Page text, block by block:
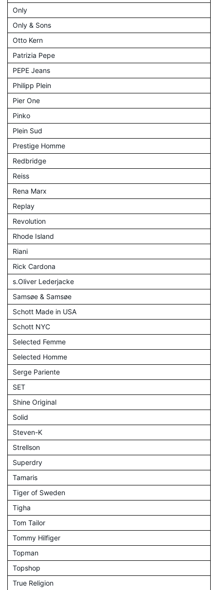
Only
Only & Sons
Otto Kern
Patrizia Pepe
PEPE Jeans
Philipp Plein
Pier One
Pinko
Plein Sud
Prestige Homme
Redbridge
Reiss
Rena Marx
Replay
Revolution
Rhode Island
Riani
Rick Cardona
s.Oliver Lederjacke
Samsøe & Samsøe
Schott Made in USA
Schott NYC
Selected Femme
Selected Homme
Serge Pariente
SET
Shine Original
Solid
Steven-K
Strellson
Superdry
Tamaris
Tiger of Sweden
Tigha
Tom Tailor
Tommy Hilfiger
Topman
Topshop
True Religion